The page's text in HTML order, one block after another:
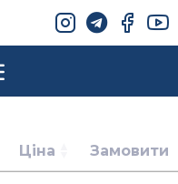
Ціна Замовити